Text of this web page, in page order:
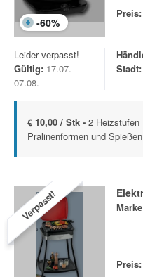
-60%
Preis:
Leider verpasst!
Gültig: 17.07. -
07.08.
Stadt:
€ 10,00 / Stk - 2
Pralinenformen und
Verpasst!
Preis: